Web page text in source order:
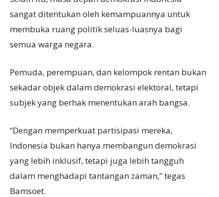
sangat ditentukan oleh kemampuannya untuk
membuka ruang politik seluas-luasnya bagi
semua warga negara.
Pemuda, perempuan, dan kelompok rentan bukan
sekadar objek dalam demokrasi elektoral, tetapi
subjek yang berhak menentukan arah bangsa.
“Dengan memperkuat partisipasi mereka,
Indonesia bukan hanya membangun demokrasi
yang lebih inklusif, tetapi juga lebih tangguh
dalam menghadapi tantangan zaman,” tegas
Bamsoet.